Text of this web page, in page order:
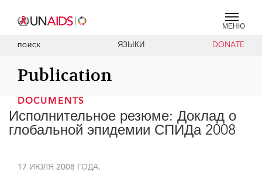
МЕНЮ
ПОИСК ЯЗЫКИ DONATE
Publication
DOCUMENTS
Исполнительное резюме: Доклад о
глобальной эпидемии СПИДа 2008
17 ИЮЛЯ 2008 ГОДА.